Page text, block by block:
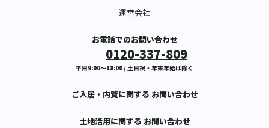
運営会社
お電話でのお問い合わせ
0120-337-809
平日9:00〜18:00 / 土日祝・年末年始は除く
ご入居・内覧に関する お問い合わせ
土地活用に関する お問い合わせ